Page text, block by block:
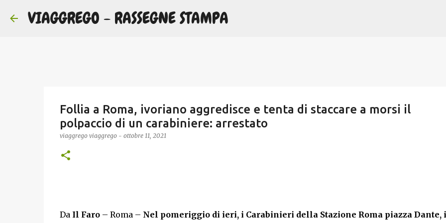
VIAGGREGO - RASSEGNE STAMPA
Follia a Roma, ivoriano aggredisce e tenta di staccare a morsi il
polpaccio di un carabiniere: arrestato
viaggrego viaggrego - ottobre 11, 2021
Da Il Faro – Roma – Nel pomeriggio di ieri, i Carabinieri della Stazione Roma piazza Dante,